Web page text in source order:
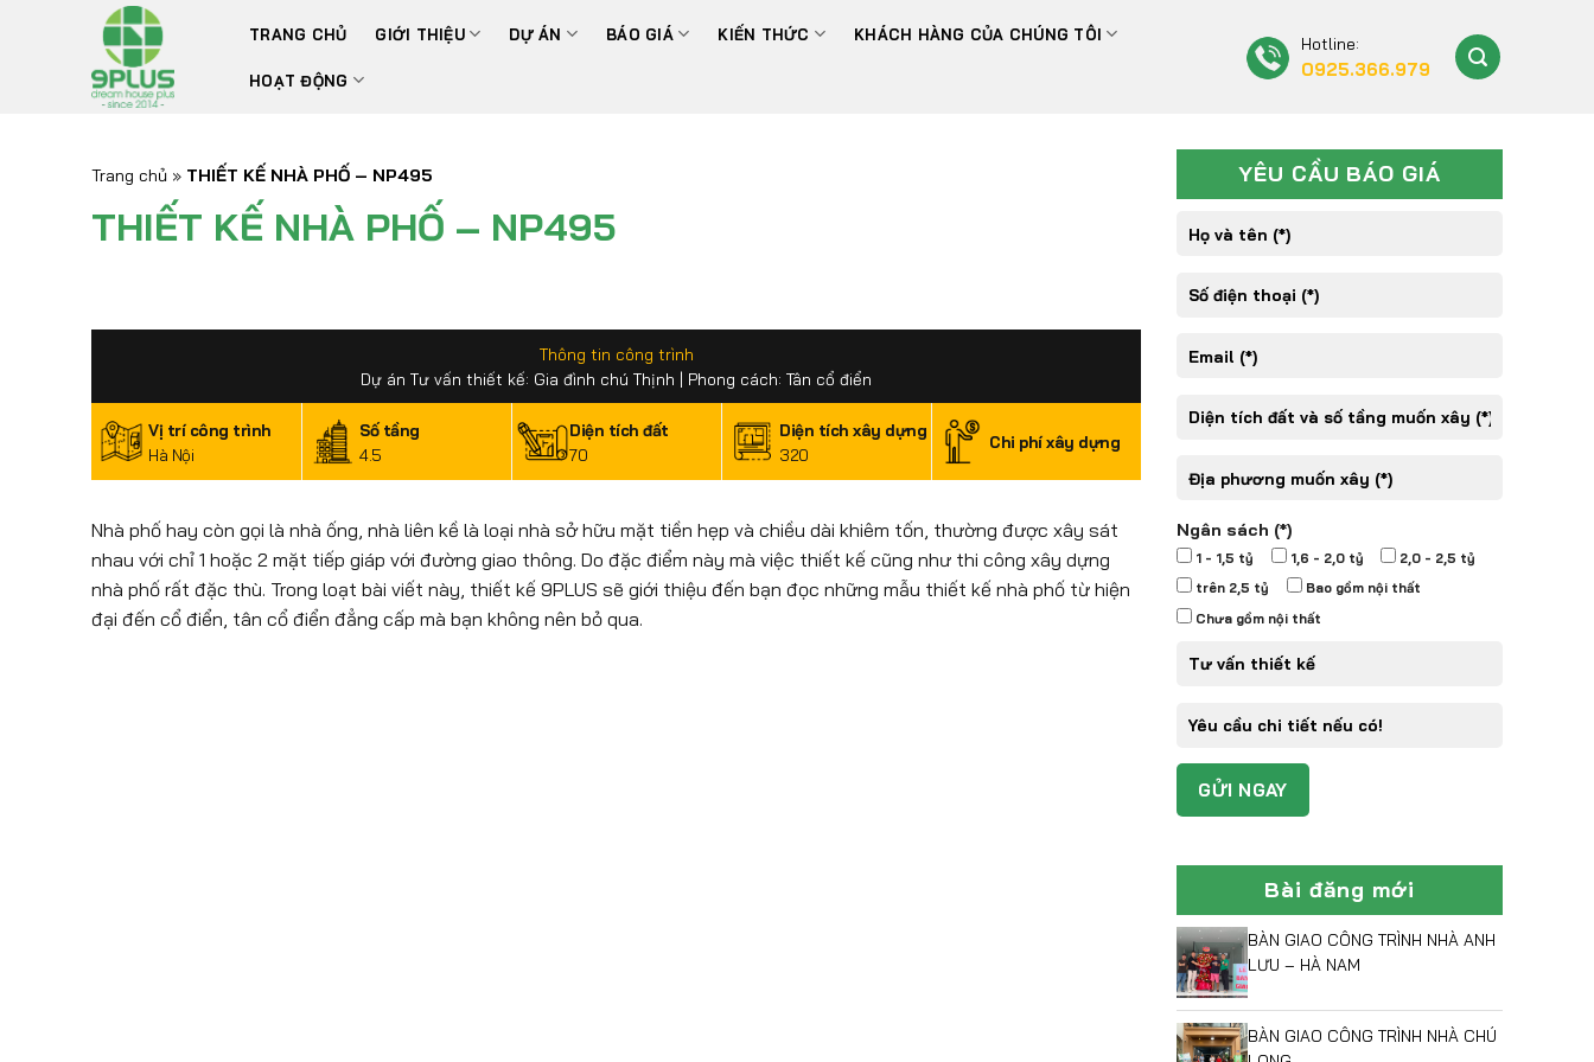
TRANG CHỦ GIỚI THIỆU DỰ ÁN BÁO GIÁ KIẾN THỨC KHÁCH HÀNG CỦA CHÚNG TÔI
HOẠT ĐỘNG
Hotline:
0925.366.979
Trang chủ » THIẾT KẾ NHÀ PHỐ – NP495
THIẾT KẾ NHÀ PHỐ – NP495
Thông tin công trình
Dự án Tư vấn thiết kế: Gia đình chú Thịnh | Phong cách: Tân cổ điển
Vị trí công trình
Hà Nội
Số tầng
4.5
Diện tích đất
70
Diện tích xây dựng
320
Chi phí xây dựng
Nhà phố hay còn gọi là nhà ống, nhà liên kề là loại nhà sở hữu mặt tiền hẹp và chiều dài khiêm tốn, thường được xây sát
nhau với chỉ 1 hoặc 2 mặt tiếp giáp với đường giao thông. Do đặc điểm này mà việc thiết kế cũng như thi công xây dựng
nhà phố rất đặc thù. Trong loạt bài viết này, thiết kế 9PLUS sẽ giới thiệu đến bạn đọc những mẫu thiết kế nhà phố từ hiện
đại đến cổ điển, tân cổ điển đẳng cấp mà bạn không nên bỏ qua.
YÊU CẦU BÁO GIÁ
Ngân sách (*)
1 - 1,5 tỷ 1,6 - 2,0 tỷ
2,0 - 2,5 tỷ
trên 2,5 tỷ
Bao gồm nội thất
Chưa gồm nội thất
Bài đăng mới
BÀN GIAO CÔNG TRÌNH NHÀ ANH
LƯU – HÀ NAM
BÀN GIAO CÔNG TRÌNH NHÀ CHÚ